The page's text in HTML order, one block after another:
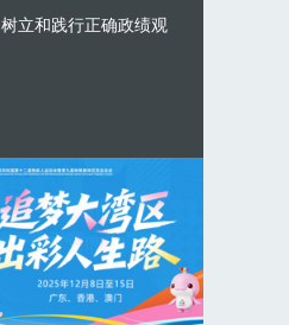
树立和践行正确政绩观